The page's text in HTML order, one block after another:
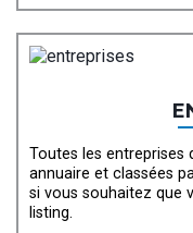
Toutes les entreprises
annuaire et classées
si vous souhaitez que
listing.